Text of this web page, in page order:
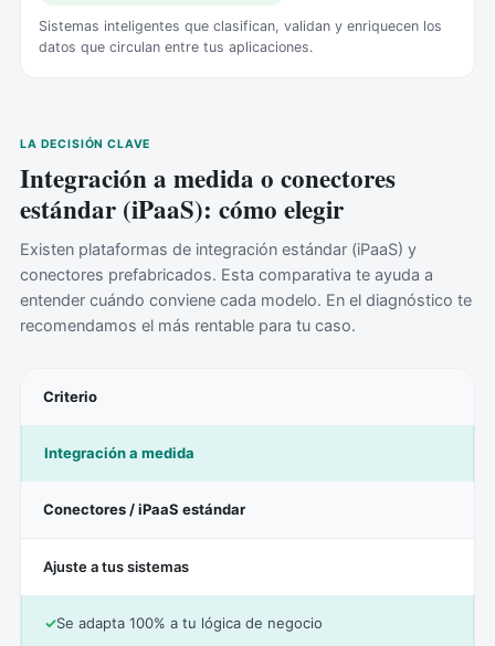
Sistemas inteligentes que clasifican, validan y enriquecen los
datos que circulan entre tus aplicaciones.
LA DECISIÓN CLAVE
Integración a medida o conectores
estándar (iPaaS): cómo elegir
Existen plataformas de integración estándar (iPaaS) y
conectores prefabricados. Esta comparativa te ayuda a
entender cuándo conviene cada modelo. En el diagnóstico te
recomendamos el más rentable para tu caso.
Criterio
Integración a medida
Conectores / iPaaS estándar
Ajuste a tus sistemas
✓Se adapta 100% a tu lógica de negocio